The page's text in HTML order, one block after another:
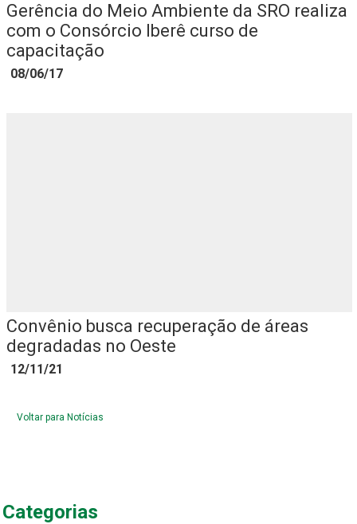
Gerência do Meio Ambiente da SRO realiza
com o Consórcio Iberê curso de
capacitação
08/06/17
Convênio busca recuperação de áreas
degradadas no Oeste
12/11/21
Voltar para Notícias
Categorias